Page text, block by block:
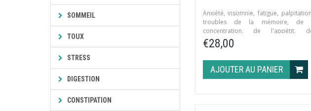
SOMMEIL
TOUX
STRESS
DIGESTION
CONSTIPATION
Anxiété, insomnie, fatigue,
troubles de la mémoire, de
concentration, de l'appétit,
menstruations.
€28,00
AJOUTER AU PANIER